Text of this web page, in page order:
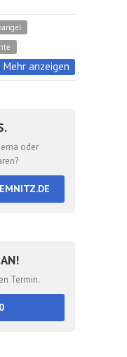
Mehr anzeigen
oder
Termin.